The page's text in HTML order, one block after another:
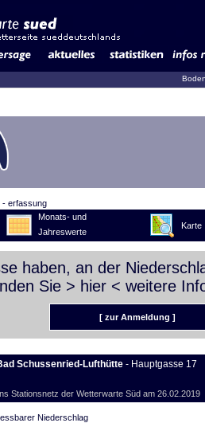
- erfassung
Monats- und
Jahreswerte
Karte
haben, an der
Sie > hier < weitere
[ zur Anmeldung ]
Schussenried-Lufthütte - Hauptgasse 17
Stationsnetz der Wetterwarte Süd am 26.02.2019
Niederschlag